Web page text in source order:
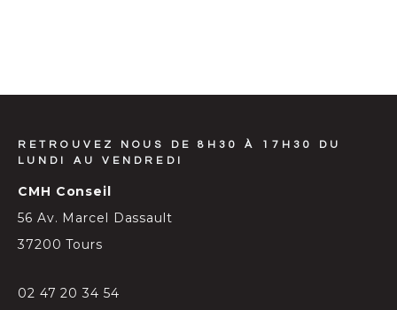
RETROUVEZ NOUS DE 8H30 À 17H30 DU
LUNDI AU VENDREDI
CMH Conseil
56 Av. Marcel Dassault
37200 Tours
02 47 20 34 54